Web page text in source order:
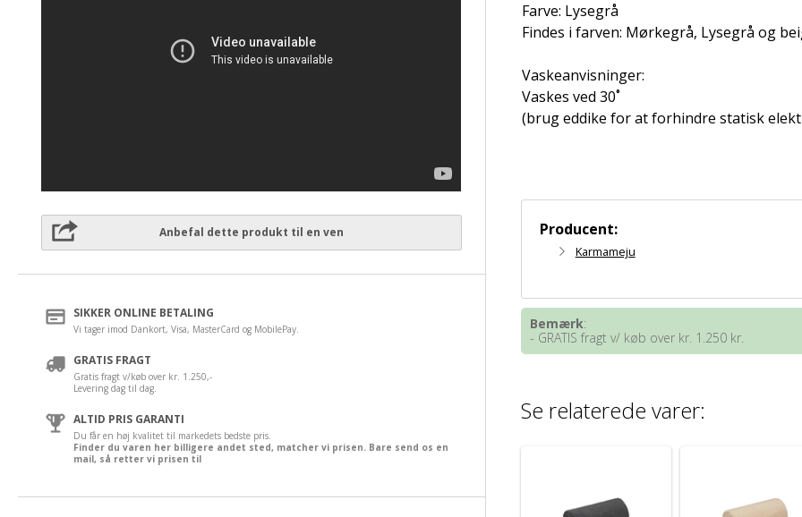
Farve: Lysegrå
Findes i farven: Mørkegrå, Lysegrå og
Vaskeanvisninger:
Vaskes ved 30˚
(brug eddike for at forhindre statisk
Producent:
Karmameju
Bemærk:
- GRATIS fragt v/ køb over kr. 1.250 kr.
Se relaterede varer:
Anbefal dette produkt til en ven
SIKKER ONLINE BETALING
Vi tager imod Dankort, Visa, MasterCard og MobilePay.
GRATIS FRAGT
Gratis fragt v/køb over kr. 1.250,-
Levering dag til dag.
ALTID PRIS GARANTI
Du får en høj kvalitet til markedets bedste pris.
Finder du varen her billigere andet sted, matcher vi prisen. Bare send os en
mail, så retter vi prisen til